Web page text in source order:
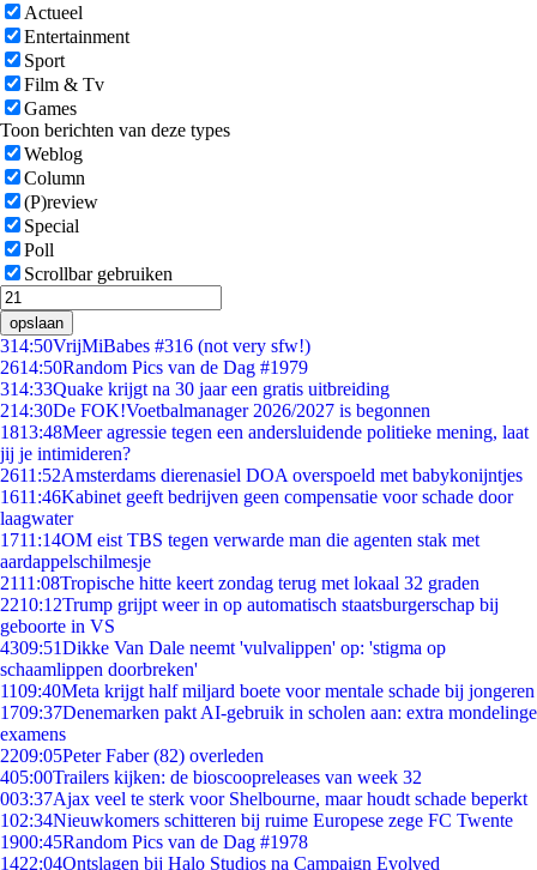
Actueel
Entertainment
Sport
Film & Tv
Games
Toon berichten van deze types
Weblog
Column
(P)review
Special
Poll
Scrollbar gebruiken
opslaan
314:50VrijMiBabes #316 (not very sfw!)
2614:50Random Pics van de Dag #1979
314:33Quake krijgt na 30 jaar een gratis uitbreiding
214:30De FOK!Voetbalmanager 2026/2027 is begonnen
1813:48Meer agressie tegen een andersluidende politieke mening, laat
jij je intimideren?
2611:52Amsterdams dierenasiel DOA overspoeld met babykonijntjes
1611:46Kabinet geeft bedrijven geen compensatie voor schade door
laagwater
1711:14OM eist TBS tegen verwarde man die agenten stak met
aardappelschilmesje
2111:08Tropische hitte keert zondag terug met lokaal 32 graden
2210:12Trump grijpt weer in op automatisch staatsburgerschap bij
geboorte in VS
4309:51Dikke Van Dale neemt 'vulvalippen' op: 'stigma op
schaamlippen doorbreken'
1109:40Meta krijgt half miljard boete voor mentale schade bij jongeren
1709:37Denemarken pakt AI-gebruik in scholen aan: extra mondelinge
examens
2209:05Peter Faber (82) overleden
405:00Trailers kijken: de bioscoopreleases van week 32
003:37Ajax veel te sterk voor Shelbourne, maar houdt schade beperkt
102:34Nieuwkomers schitteren bij ruime Europese zege FC Twente
1900:45Random Pics van de Dag #1978
1422:04Ontslagen bij Halo Studios na Campaign Evolved